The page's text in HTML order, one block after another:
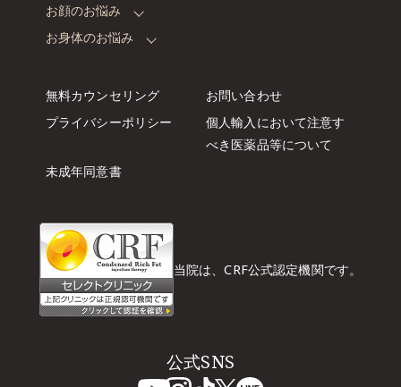
お顔のお悩み
お身体のお悩み
無料カウンセリング
お問い合わせ
プライバシーポリシー
個人輸入において注意す
べき 医薬品等について
未成年同意書
当院は、CRF公式認定機関です。
公式SNS